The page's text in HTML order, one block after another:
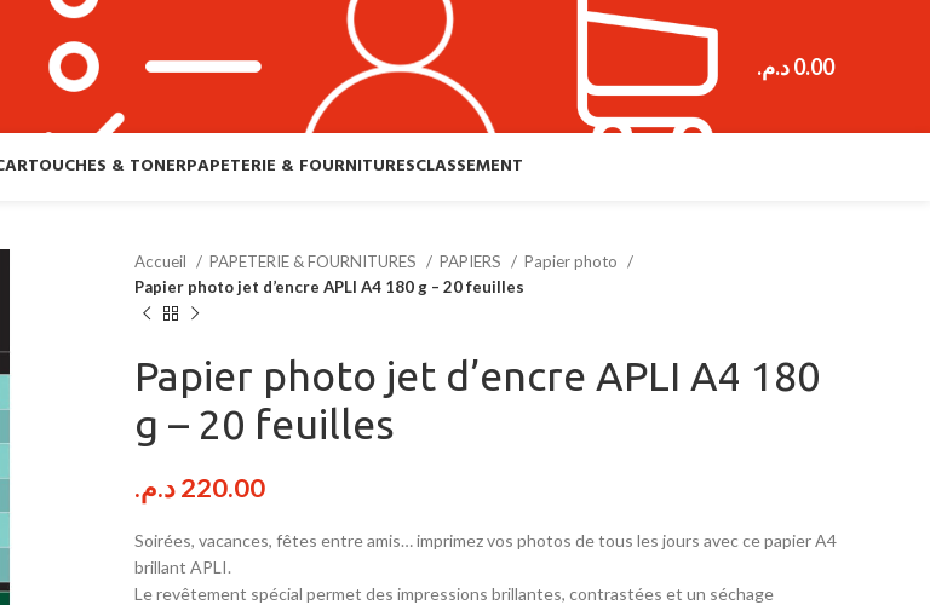
0.00د.م.
& TONERPAPETERIE & FOURNITURESCLASSEMENT
Accueil PAPETERIE & FOURNITURES PAPIERS
Papier photo
Papier photo jet d’encre APLI A4 180 g – 20 feuilles
Papier photo jet d’encre APLI A4 180
g – 20 feuilles
220.00د.م.
Soirées, vacances, fêtes entre amis… imprimez vos photos de tous les jours avec ce papier A4
brillant APLI.
Le revêtement spécial permet des impressions brillantes, contrastées et un séchage